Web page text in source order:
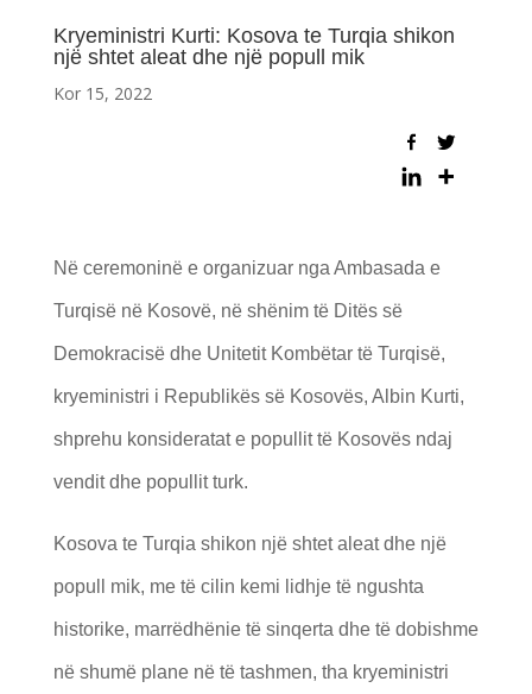
Kryeministri Kurti: Kosova te Turqia shikon
një shtet aleat dhe një popull mik
Kor 15, 2022
Në ceremoninë e organizuar nga Ambasada e
Turqisë në Kosovë, në shënim të Ditës së
Demokracisë dhe Unitetit Kombëtar të Turqisë,
kryeministri i Republikës së Kosovës, Albin Kurti,
shprehu konsideratat e popullit të Kosovës ndaj
vendit dhe popullit turk.
Kosova te Turqia shikon një shtet aleat dhe një
popull mik, me të cilin kemi lidhje të ngushta
historike, marrëdhënie të sinqerta dhe të dobishme
në shumë plane në të tashmen, tha kryeministri